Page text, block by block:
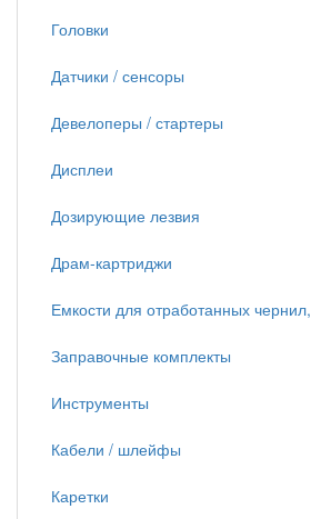
Головки
Датчики / сенсоры
Девелоперы / стартеры
Дисплеи
Дозирующие лезвия
Драм-картриджи
Емкости для отработанных чернил,
Заправочные комплекты
Инструменты
Кабели / шлейфы
Каретки